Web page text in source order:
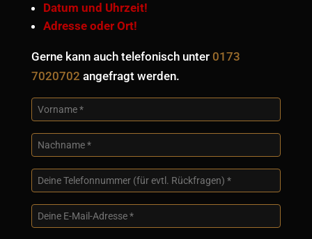
Datum und Uhrzeit!
Adresse oder Ort!
Gerne kann auch telefonisch unter 0173
7020702 angefragt werden.